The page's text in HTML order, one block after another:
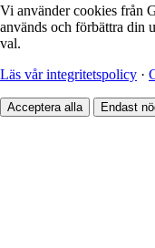
Vi använder cookies från
används och förbättra din
val.
Läs vår integritetspolicy ·
Acceptera alla Endast